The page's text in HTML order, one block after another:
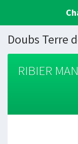
Doubs Terre
RIBIER